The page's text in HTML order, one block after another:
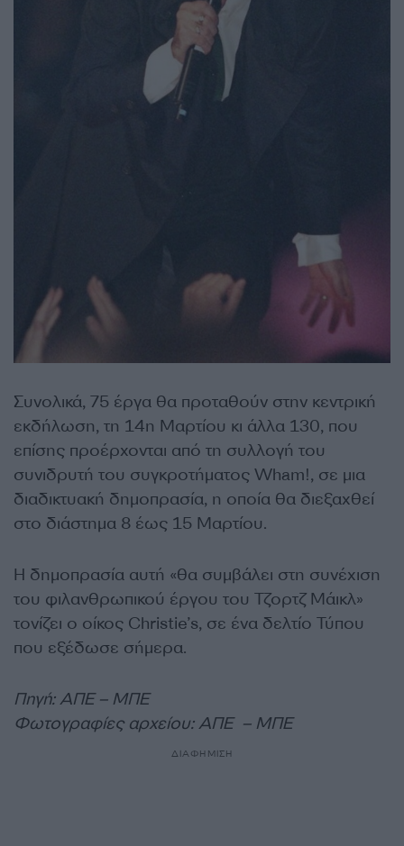
Συνολικά, 75 έργα θα προταθούν στην κεντρική
εκδήλωση, τη 14η Μαρτίου κι άλλα 130, που
επίσης προέρχονται από τη συλλογή του
συνιδρυτή του συγκροτήματος Wham!, σε μια
διαδικτυακή δημοπρασία, η οποία θα διεξαχθεί
στο διάστημα 8 έως 15 Μαρτίου.
Η δημοπρασία αυτή «θα συμβάλει στη συνέχιση
του φιλανθρωπικού έργου του Τζορτζ Μάικλ»
τονίζει ο οίκος Christie’s, σε ένα δελτίο Τύπου
που εξέδωσε σήμερα.
Πηγή: ΑΠΕ – ΜΠΕ
Φωτογραφίες αρχείου: ΑΠΕ – ΜΠΕ
ΔΙΑΦΗΜΙΣΗ